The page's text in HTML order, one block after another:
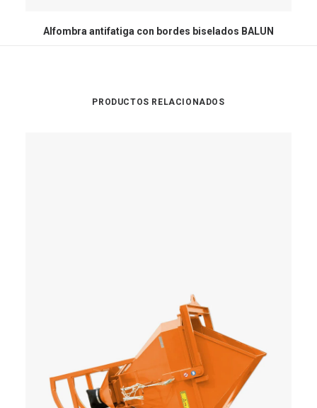
Alfombra antifatiga con bordes biselados BALUN
PRODUCTOS RELACIONADOS